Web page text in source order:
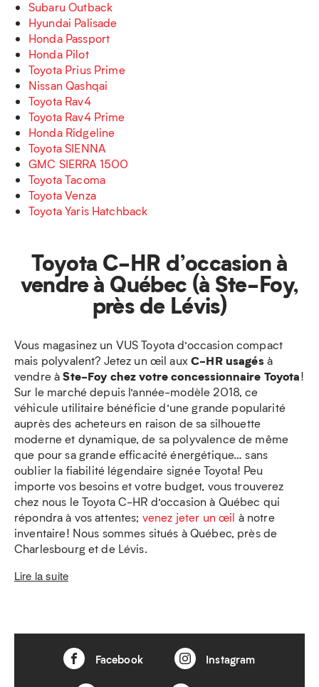
Subaru Outback
Hyundai Palisade
Honda Passport
Honda Pilot
Toyota Prius Prime
Nissan Qashqai
Toyota Rav4
Toyota Rav4 Prime
Honda Ridgeline
Toyota SIENNA
GMC SIERRA 1500
Toyota Tacoma
Toyota Venza
Toyota Yaris Hatchback
Toyota C-HR d’occasion à
vendre à Québec (à Ste-Foy,
près de Lévis)
Vous magasinez un VUS Toyota d’occasion compact
mais polyvalent? Jetez un œil auxC-HR usagésà
vendre àSte-Foy chez votre concessionnaire Toyota!
Sur le marché depuis l’année-modèle 2018, ce
véhicule utilitaire bénéficie d’une grande popularité
auprès des acheteurs en raison de sa silhouette
moderne et dynamique, de sa polyvalence de même
que pour sa grande efficacité énergétique… sans
oublier la fiabilité légendaire signée Toyota! Peu
importe vos besoins et votre budget, vous trouverez
chez nous le Toyota C-HR d’occasion à Québec qui
répondra à vos attentes; venez jeter un œil à notre
inventaire! Nous sommes situés à Québec, près de
Charlesbourg et de Lévis.
Lire la suite
Facebook Instagram